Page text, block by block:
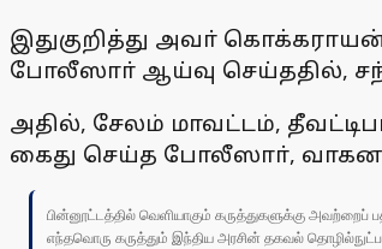
இதுகுறித்து அவா்
போலீஸாா் ஆய்வு செய்ததில்,
அதில், சேலம் மாவட்டம்,
கைது செய்த போலீஸாா்,
பின்னூட்டத்தில் வெளியாகும் கருத்துகளுக்கு அவற்றைப்
எந்தவொரு கருத்தும் இந்திய அரசின் தகவல்